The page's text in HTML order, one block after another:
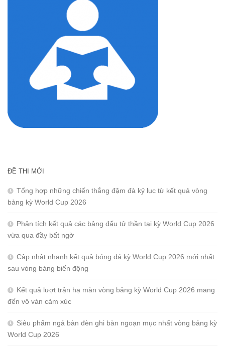
ĐỀ THI MỚI
Tổng hợp những chiến thắng đậm đà kỷ lục từ kết quả vòng
bảng kỳ World Cup 2026
Phân tích kết quả các bảng đấu tử thần tại kỳ World Cup 2026
vừa qua đầy bất ngờ
Cập nhật nhanh kết quả bóng đá kỳ World Cup 2026 mới nhất
sau vòng bảng biến động
Kết quả lượt trận hạ màn vòng bảng kỳ World Cup 2026 mang
đến vô vàn cảm xúc
Siêu phẩm ngả bàn đèn ghi bàn ngoạn mục nhất vòng bảng kỳ
World Cup 2026